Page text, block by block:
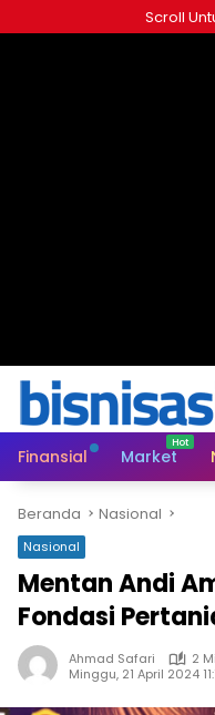
ke
Scroll
Finansial Market
Beranda Nasional
Nasional
Mentan Andi
Fondasi
Ahmad Safari
2
Minggu, 21 April 2024